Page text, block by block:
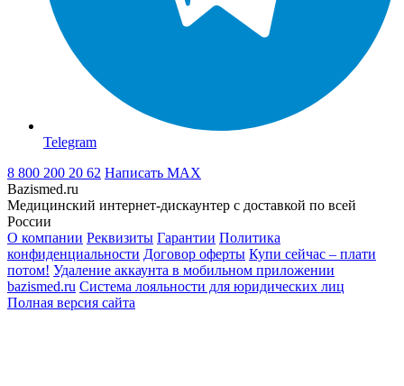
Telegram
8 800 200 20 62 Написать MAX
Bazismed.ru
Медицинский интернет-дискаунтер с доставкой по всей
России
О компании Реквизиты Гарантии Политика
конфиденциальности Договор оферты Купи сейчас – плати
потом! Удаление аккаунта в мобильном приложении
bazismed.ru Система лояльности для юридических лиц
Полная версия сайта